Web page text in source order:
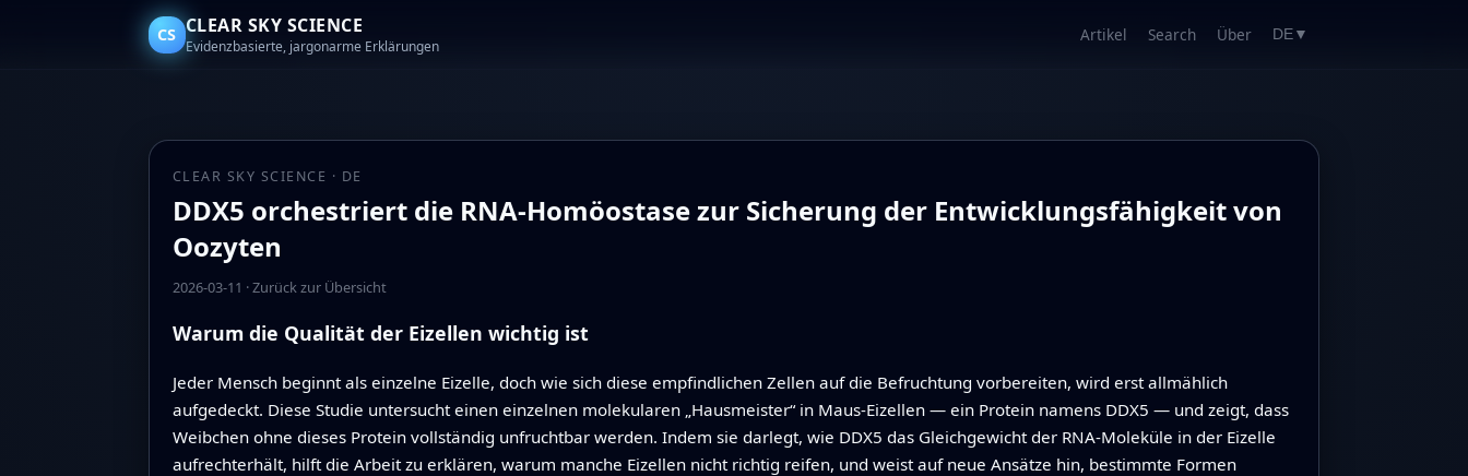
CS CLEAR SKY SCIENCE
Evidenzbasierte, jargonarme Erklärungen
Artikel Search Über DE ▼
CLEAR SKY SCIENCE · DE
DDX5 orchestriert die RNA‑Homöostase zur Sicherung der Entwicklungsfähigkeit von
Oozyten
2026-03-11 ·Zurück zur Übersicht
Warum die Qualität der Eizellen wichtig ist
Jeder Mensch beginnt als einzelne Eizelle, doch wie sich diese empfindlichen Zellen auf die Befruchtung vorbereiten, wird erst allmählich
aufgedeckt. Diese Studie untersucht einen einzelnen molekularen „Hausmeister“ in Maus‑Eizellen — ein Protein namens DDX5 — und zeigt, dass
Weibchen ohne dieses Protein vollständig unfruchtbar werden. Indem sie darlegt, wie DDX5 das Gleichgewicht der RNA‑Moleküle in der Eizelle
aufrechterhält, hilft die Arbeit zu erklären, warum manche Eizellen nicht richtig reifen, und weist auf neue Ansätze hin, bestimmte Formen